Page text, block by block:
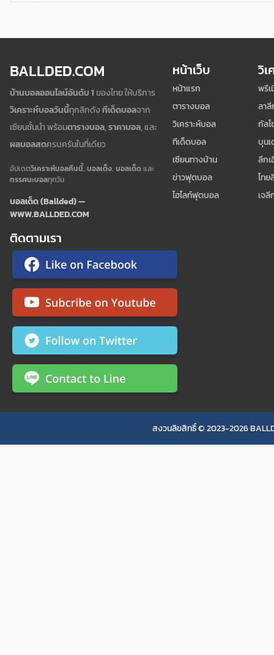
BALLDED.COM
บ้านบอลออนไลน์อันดับ 1ของไทย ให้บริการ
วิเคราะห์บอลวันนี้ทุกลีกดังทีเด็ดบอลจาก
เซียนชั้นนำ พร้อมตารางบอล,ราคาบอล, และ
ผลบอลสดครบครันในที่เดียว
อัปเดตวิเคราะห์บอลคืนนี้, บอลเต็ง, บอลเด็ดและ
ทรรศนะบอลทุกวัน
บอลเด็ด (Ballded) —
WWW.BALLDED.COM
หน้าเว็บ
หน้าแรก
ตารางบอล
วิเคราะห์บอล
ทีเด็ดบอล
เซียนทางบ้าน
ข่าวฟุตบอล
ไฮไลท์ฟุตบอล
วิเ
พรี
ลาลี
กัลโ
บุน
ลีก
ไทย
เจลี
ติดตามเรา
สงวนลิขสิทธิ์ © 2023-2026